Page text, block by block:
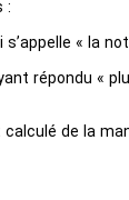
:
« la
répondu «
de la